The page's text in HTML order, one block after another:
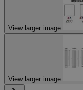
View larger image
View larger image